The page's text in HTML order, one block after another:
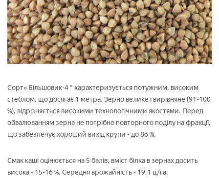
Сорт» Більшовик-4 " характеризується потужним, високим
стеблом, що досягає 1 метра. Зерно велике і вирівняне (91-100
%), відрізняється високими технологічними якостями. Перед
обвалюванням зерна не потрібно повторного поділу на фракції,
що забезпечує хороший вихід крупи - до 86 %.
Смак каші оцінюється на 5 балів, вміст білка в зернах досить
висока - 15-16 %. Середня врожайність - 19,1 ц/га,